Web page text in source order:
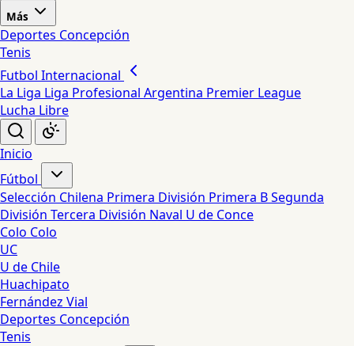
Más
Deportes Concepción
Tenis
Futbol Internacional
La Liga Liga Profesional Argentina Premier League
Lucha Libre
Inicio
Fútbol
Selección Chilena Primera División Primera BSegunda
División Tercera División Naval U de Conce
Colo Colo
UC
U de Chile
Huachipato
Fernández Vial
Deportes Concepción
Tenis